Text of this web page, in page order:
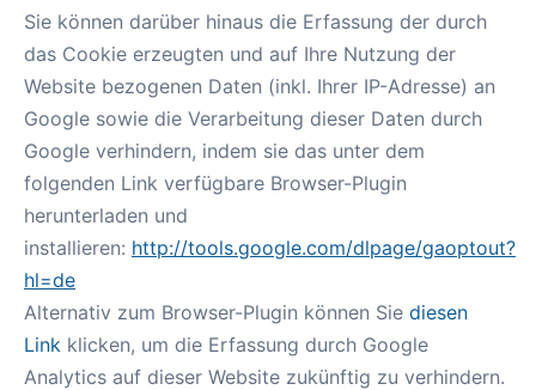
Sie können darüber hinaus die Erfassung der durch
das Cookie erzeugten und auf Ihre Nutzung der
Website bezogenen Daten (inkl. Ihrer IP-Adresse) an
Google sowie die Verarbeitung dieser Daten durch
Google verhindern, indem sie das unter dem
folgenden Link verfügbare Browser-Plugin
herunterladen und
installieren: http://tools.google.com/dlpage/gaoptout?
hl=de
Alternativ zum Browser-Plugin können Sie diesen
Link klicken, um die Erfassung durch Google
Analytics auf dieser Website zukünftig zu verhindern.